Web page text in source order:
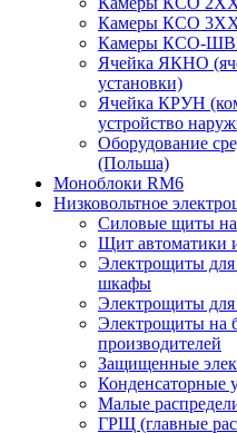
Камеры КСО
Камеры КСО-
Ячейка ЯКНО
установки)
Ячейка КРУН
устройство
Оборудование
(Польша)
Моноблоки RM6
Низковольтное
Силовые щиты
Щит автоматики
Электрощиты
шкафы
Электрощиты для
Электрощиты на
производителей
Защищенные
Конденсаторные
Малые
ГРЩ (главные